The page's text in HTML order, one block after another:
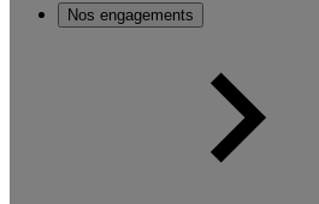
Nos engagements